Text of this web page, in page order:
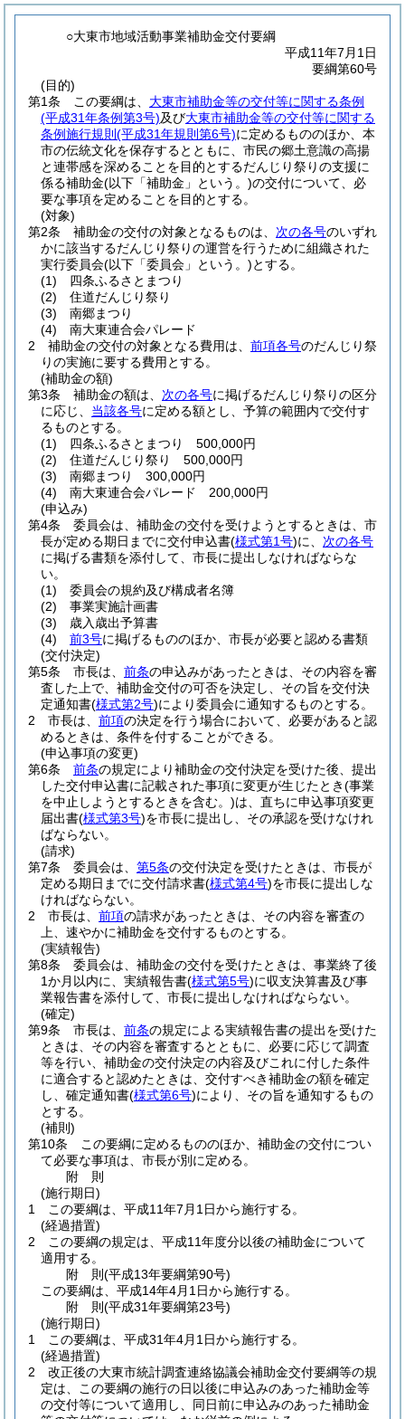
○大東市地域活動事業補助金交付要綱
平成11年7月1日
要綱第60号
(目的)
第1条
この要綱は、 大東市補助金等の交付等に関する条例
(平成31年条例第3号)及び大東市補助金等の交付等に関する
条例施行規則 (平成31年規則第6号)に定めるもののほか、本
市の伝統文化を保存するとともに、市民の郷土意識の高揚
と連帯感を深めることを目的とするだんじり祭りの支援に
係る補助金(以下「補助金」という。)の交付について、必
要な事項を定めることを目的とする。
(対象)
第2条
補助金の交付の対象となるものは、 次の各号のいずれ
かに該当するだんじり祭りの運営を行うために組織された
実行委員会(以下「委員会」という。)とする。
(1)
四条ふるさとまつり
(2)
住道だんじり祭り
(3)
南郷まつり
(4)
南大東連合会パレード
2
補助金の交付の対象となる費用は、 前項各号のだんじり祭
りの実施に要する費用とする。
(補助金の額)
第3条
補助金の額は、 次の各号に掲げるだんじり祭りの区分
に応じ、 当該各号に定める額とし、予算の範囲内で交付す
るものとする。
(1)
四条ふるさとまつり 500,000円
(2)
住道だんじり祭り 500,000円
(3)
南郷まつり 300,000円
(4)
南大東連合会パレード 200,000円
(申込み)
第4条
委員会は、補助金の交付を受けようとするときは、市
長が定める期日までに交付申込書(様式第1号)に、 次の各号
に掲げる書類を添付して、市長に提出しなければならな
い。
(1)
委員会の規約及び構成者名簿
(2)
事業実施計画書
(3)
歳入歳出予算書
(4)
前3号に掲げるもののほか、市長が必要と認める書類
(交付決定)
第5条
市長は、 前条の申込みがあったときは、その内容を審
査した上で、補助金交付の可否を決定し、その旨を交付決
定通知書(様式第2号)により委員会に通知するものとする。
2
市長は、 前項の決定を行う場合において、必要があると認
めるときは、条件を付することができる。
(申込事項の変更)
第6条
前条の規定により補助金の交付決定を受けた後、提出
した交付申込書に記載された事項に変更が生じたとき(事業
を中止しようとするときを含む。)は、直ちに申込事項変更
届出書(様式第3号)を市長に提出し、その承認を受けなけれ
ばならない。
(請求)
第7条
委員会は、 第5条の交付決定を受けたときは、市長が
定める期日までに交付請求書(様式第4号)を市長に提出しな
ければならない。
2
市長は、 前項の請求があったときは、その内容を審査の
上、速やかに補助金を交付するものとする。
(実績報告)
第8条
委員会は、補助金の交付を受けたときは、事業終了後
1か月以内に、実績報告書(様式第5号)に収支決算書及び事
業報告書を添付して、市長に提出しなければならない。
(確定)
第9条
市長は、 前条の規定による実績報告書の提出を受けた
ときは、その内容を審査するとともに、必要に応じて調査
等を行い、補助金の交付決定の内容及びこれに付した条件
に適合すると認めたときは、交付すべき補助金の額を確定
し、確定通知書(様式第6号)により、その旨を通知するもの
とする。
(補則)
第10条
この要綱に定めるもののほか、補助金の交付につい
て必要な事項は、市長が別に定める。
附 則
(施行期日)
1
この要綱は、平成11年7月1日から施行する。
(経過措置)
2
この要綱の規定は、平成11年度分以後の補助金について
適用する。
附 則(平成13年要綱第90号)
この要綱は、平成14年4月1日から施行する。
附 則(平成31年要綱第23号)
(施行期日)
1
この要綱は、平成31年4月1日から施行する。
(経過措置)
2
改正後の大東市統計調査連絡協議会補助金交付要綱等の規
定は、この要綱の施行の日以後に申込みのあった補助金等
の交付等について適用し、同日前に申込みのあった補助金